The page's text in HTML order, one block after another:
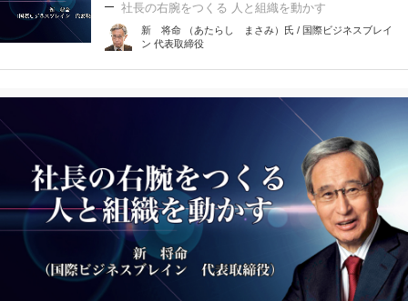
社長の右腕をつくる 人と組織を動かす
新 将命 （あたらし まさみ）氏 / 国際ビジネスブレイ
ン 代表取締役